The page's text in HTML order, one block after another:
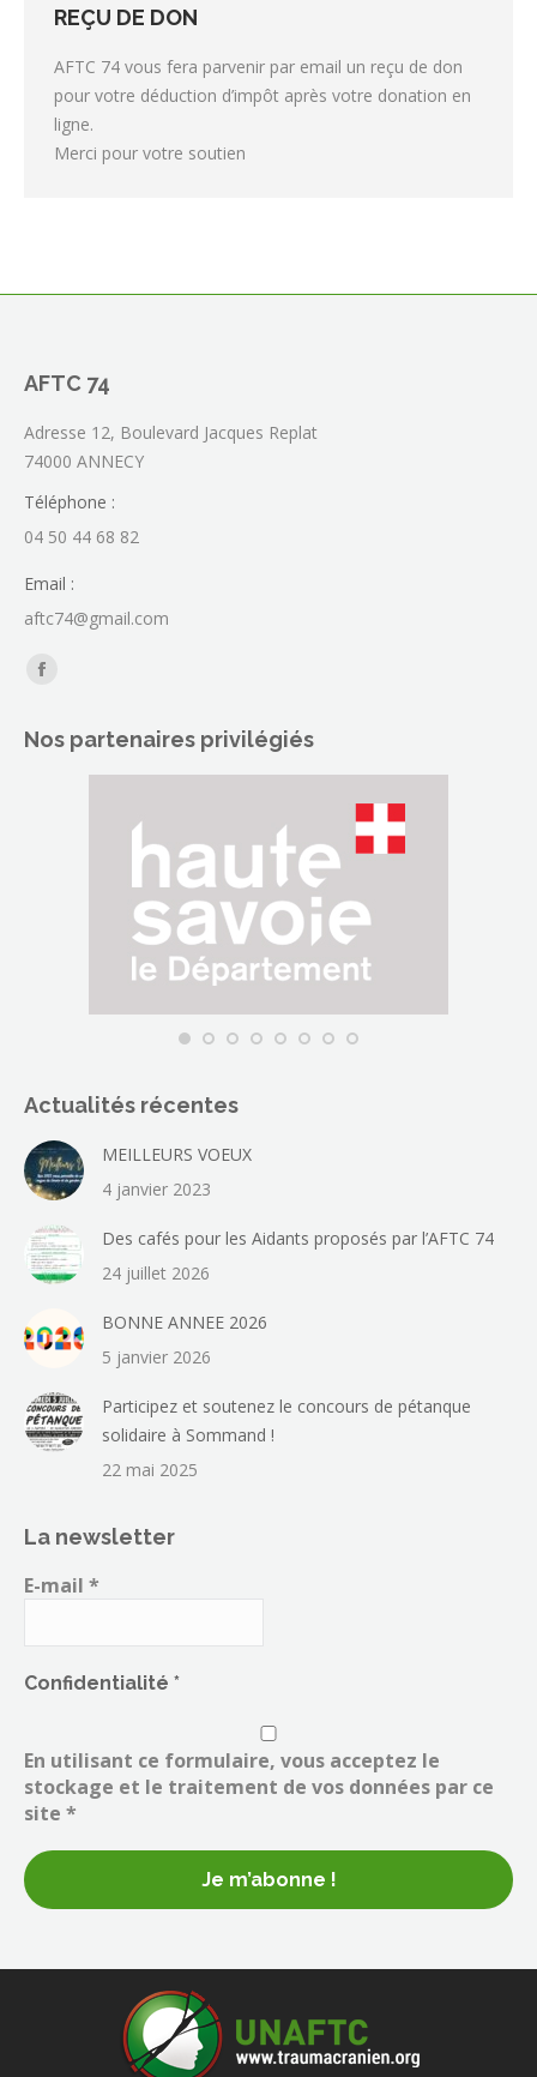
REÇU DE DON
AFTC 74 vous fera parvenir par email un reçu de don
pour votre déduction d’impôt après votre donation en
ligne.
Merci pour votre soutien
AFTC 74
Adresse 12, Boulevard Jacques Replat
74000 ANNECY
Téléphone :
04 50 44 68 82
Email :
aftc74@gmail.com
Trouvez nous sur :
La
Facebook
s'ouvre
Nos partenaires privilégiés
Actualités récentes
MEILLEURS VOEUX
4 janvier 2023
Des cafés pour les Aidants proposés par l’AFTC 74
24 juillet 2026
BONNE ANNEE 2026
5 janvier 2026
Participez et soutenez le concours de pétanque
solidaire à Sommand !
22 mai 2025
La newsletter
E-mail *
Confidentialité *
En utilisant ce formulaire, vous acceptez le
stockage et le traitement de vos données par ce
site *